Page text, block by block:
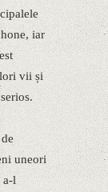
iar
vii și
uneori
a-l